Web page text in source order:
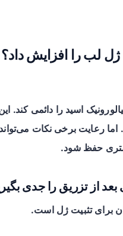
ژل لب را افزایش داد؟
اسید را دائمی کند.
اما رعایت برخی نکات
حفظ شود.
برای تثبیت ژل است.